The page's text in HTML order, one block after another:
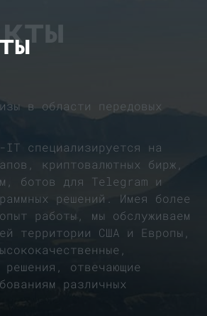
в области передовых
IT специализируется на
криптовалютных бирж,
ботов для Telegram и
решений. Имея более
работы, мы обслуживаем
территории США и Европы,
решения, отвечающие
различных